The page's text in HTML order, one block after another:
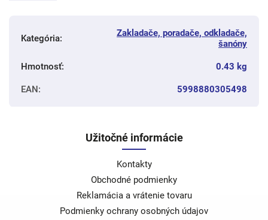
Kategória:
Zakladače, poradače, odkladače,
šanóny
Hmotnosť: 0.43 kg
EAN: 5998880305498
Užitočné informácie
Kontakty
Obchodné podmienky
Reklamácia a vrátenie tovaru
Podmienky ochrany osobných údajov